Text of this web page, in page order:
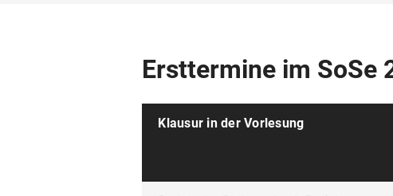
Ersttermine im SoSe
Klausur in der Vorlesung